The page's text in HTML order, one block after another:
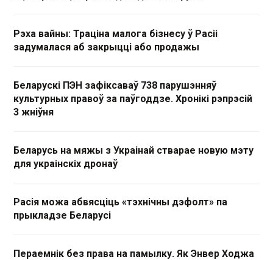
Рэха вайны: Траціна малога бізнесу ў Расіі
задумалася аб закрыцці або продажы
Беларускі ПЭН зафіксаваў 738 парушэнняў
культурных правоў за паўгоддзе. Хронікі рэпрэсій
3 жніўня
Беларусь на мяжы з Украінай стварае новую мэту
для украінскіх дронаў
Расія можа абвясціць «тэхнічны дэфолт» па
прыкладзе Беларусі
Пераемнік без права на памылку. Як Энвер Ходжа